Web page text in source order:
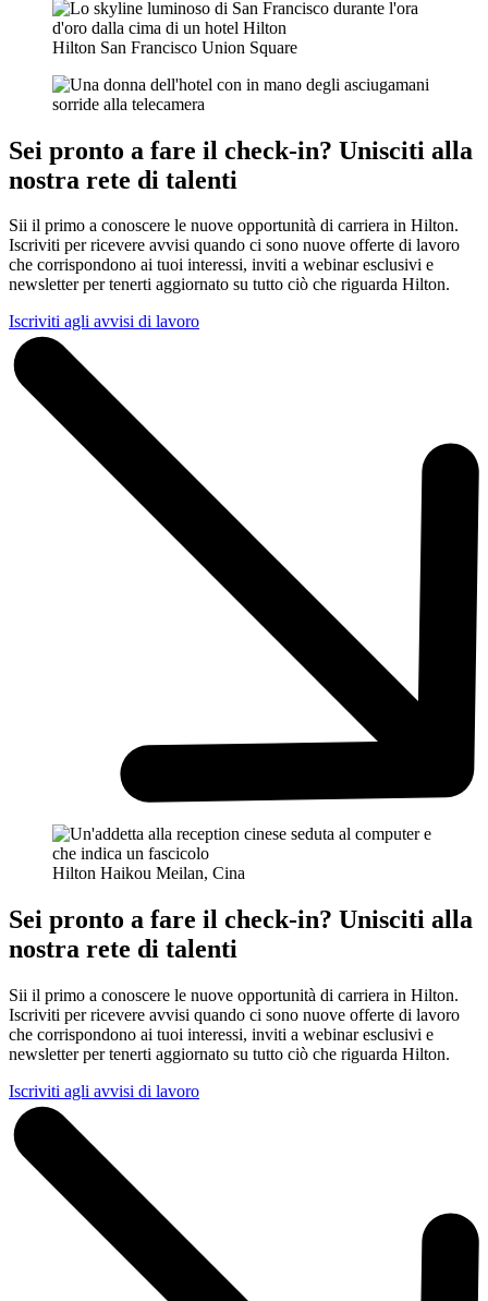
Hilton San Francisco Union Square
Sei pronto a fare il check-in? Unisciti alla
nostra rete di talenti
Sii il primo a conoscere le nuove opportunità di carriera in Hilton.
Iscriviti per ricevere avvisi quando ci sono nuove offerte di lavoro
che corrispondono ai tuoi interessi, inviti a webinar esclusivi e
newsletter per tenerti aggiornato su tutto ciò che riguarda Hilton.
Iscriviti agli avvisi di lavoro
Hilton Haikou Meilan, Cina
Sei pronto a fare il check-in? Unisciti alla
nostra rete di talenti
Sii il primo a conoscere le nuove opportunità di carriera in Hilton.
Iscriviti per ricevere avvisi quando ci sono nuove offerte di lavoro
che corrispondono ai tuoi interessi, inviti a webinar esclusivi e
newsletter per tenerti aggiornato su tutto ciò che riguarda Hilton.
Iscriviti agli avvisi di lavoro